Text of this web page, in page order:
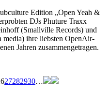
Edition „Open Yeah &
DJs Phuture Traxx
(Smallville Records) und
media) ihre liebsten OpenAir-
Jahren zusammengetragen.
27282930…